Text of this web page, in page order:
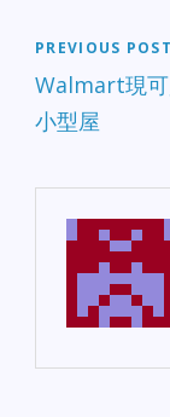
PREVIOUS POST
Walmart現
小型屋